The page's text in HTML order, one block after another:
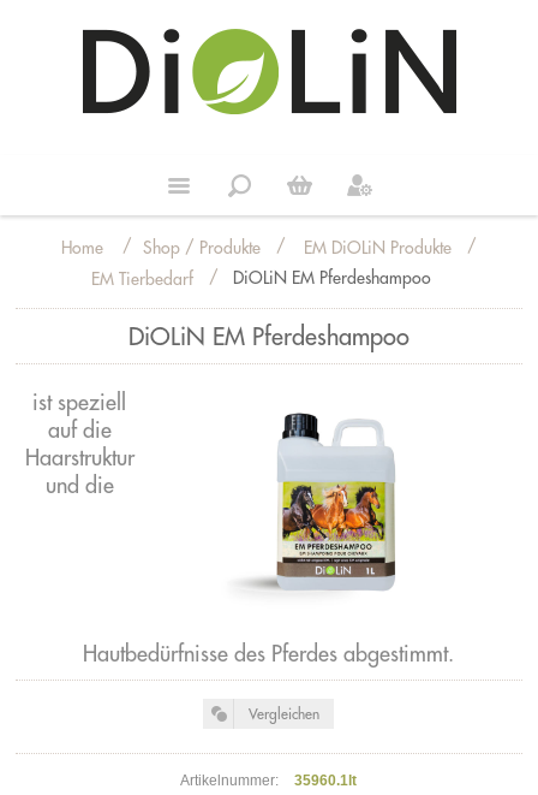
Home / Shop / Produkte / EM DiOLiN Produkte
/
EM Tierbedarf
/ DiOLiN EM Pferdeshampoo
DiOLiN EM Pferdeshampoo
ist speziell
auf die
Haarstruktur
und die
Hautbedürfnisse des Pferdes abgestimmt.
Artikelnummer: 35960.1lt